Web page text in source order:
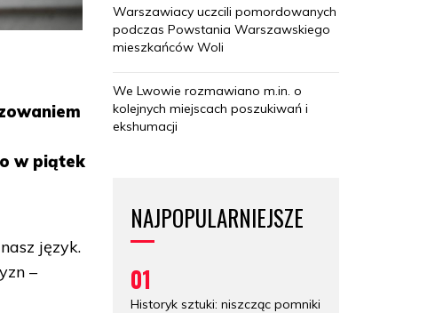
w piątek
język.
–
Warszawiacy uczcili pomordowanych
podczas Powstania Warszawskiego
mieszkańców Woli
We Lwowie rozmawiano m.in. o
kolejnych miejscach poszukiwań i
ekshumacji
NAJPOPULARNIEJSZE
01
Historyk sztuki: niszcząc pomniki